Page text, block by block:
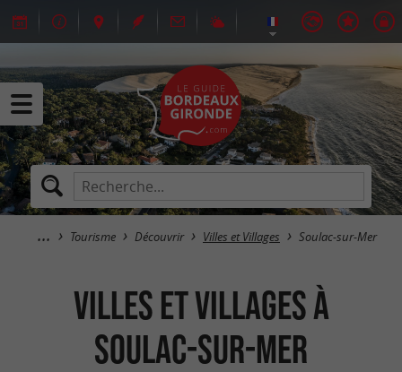
Tourisme Découvrir Villes et Villages Soulac-sur-Mer
Villes et Villages à
Soulac-sur-Mer